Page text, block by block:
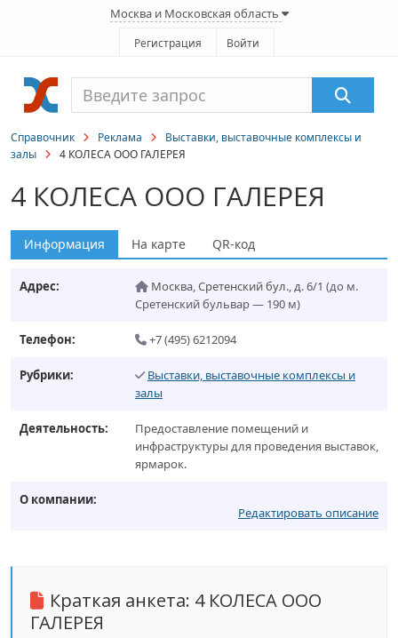
Москва и Московская область
Регистрация Войти
Справочник Реклама
Выставки, выставочные комплексы и
залы
4 КОЛЕСА ООО ГАЛЕРЕЯ
4 КОЛЕСА ООО ГАЛЕРЕЯ
Информация На карте QR-код
Адрес: Москва,Сретенский бул., д. 6/1 (до м.
Сретенский бульвар — 190 м)
Телефон: +7 (495) 6212094
Рубрики:
Выставки, выставочные комплексы и
залы
Деятельность:
Предоставление помещений и
инфраструктуры для проведения выставок,
ярмарок.
О компании:
Редактировать описание
Краткая анкета: 4 КОЛЕСА ООО
ГАЛЕРЕЯ